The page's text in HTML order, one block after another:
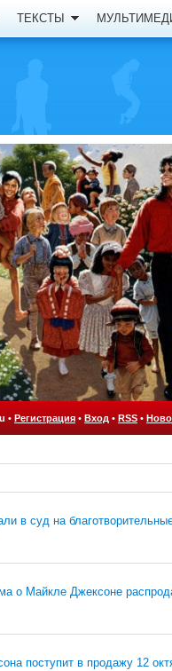
ТЕКСТЫ
• Регистрация • Вход • RSS •
в суд на
о Майкле Джексоне
поступит в продажу 12